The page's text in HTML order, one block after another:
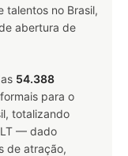
talentos no Brasil,
abertura de
54.388
formais para o
totalizando
— dado
de atração,